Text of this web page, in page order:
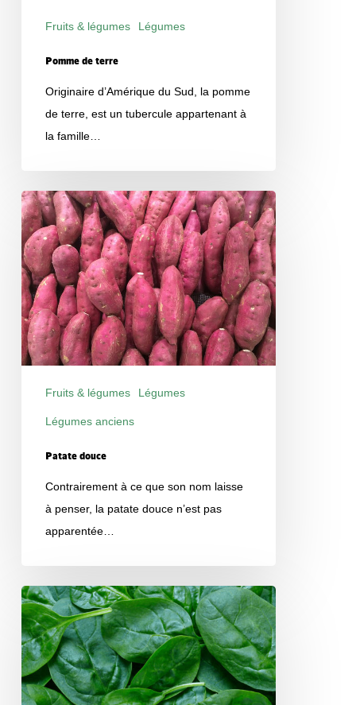
Fruits & légumes Légumes
Pomme de terre
Originaire d’Amérique du Sud, la pomme
de terre, est un tubercule appartenant à
la famille…
Patate
douce
Fruits & légumes Légumes
Légumes anciens
Patate douce
Contrairement à ce que son nom laisse
à penser, la patate douce n’est pas
apparentée…
Épinard